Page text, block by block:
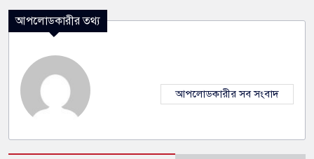
আপলোডকারীর তথ্য
আপলোডকারীর সব সংবাদ